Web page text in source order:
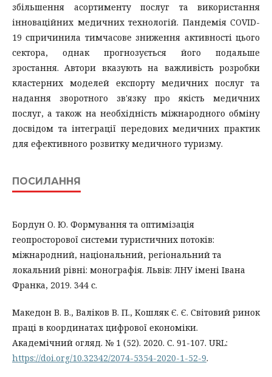
збільшення асортименту послуг та використання
інноваційних медичних технологій. Пандемія COVID-
19 спричинила тимчасове зниження активності цього
сектора, однак прогнозується його подальше
зростання. Автори вказують на важливість розробки
кластерних моделей експорту медичних послуг та
надання зворотного зв'язку про якість медичних
послуг, а також на необхідність міжнародного обміну
досвідом та інтеграції передових медичних практик
для ефективного розвитку медичного туризму.
ПОСИЛАННЯ
Бордун О. Ю. Формування та оптимізація
геопросторової системи туристичних потоків:
міжнародний, національний, регіональний та
локальний рівні: монографія. Львів: ЛНУ імені Івана
Франка, 2019. 344 с.
Македон В. В., Валіков В. П., Кошляк Є. Є. Світовий ринок
праці в координатах цифрової економіки.
Академічний огляд. № 1 (52). 2020. С. 91-107. URL:
https://doi.org/10.32342/2074-5354-2020-1-52-9.